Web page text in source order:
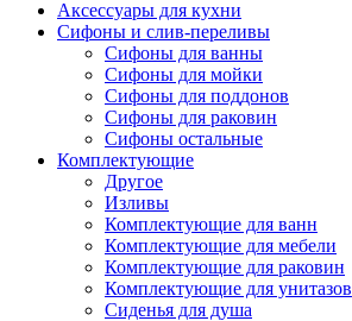
Аксессуары для кухни
Сифоны и слив-переливы
Сифоны для ванны
Сифоны для мойки
Сифоны для поддонов
Сифоны для раковин
Сифоны остальные
Комплектующие
Другое
Изливы
Комплектующие для ванн
Комплектующие для мебели
Комплектующие для раковин
Комплектующие для унитазов
Сиденья для душа